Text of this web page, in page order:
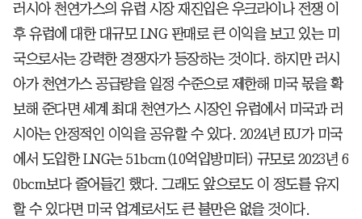
러시아 천연가스의 유럽 시장 재진입은 우크라이나 전쟁 이
후 유럽에 대한 대규모 LNG 판매로 큰 이익을 보고 있는 미
국으로서는 강력한 경쟁자가 등장하는 것이다. 하지만 러시
아가 천연가스 공급량을 일정 수준으로 제한해 미국 몫을 확
보해 준다면 세계 최대 천연가스 시장인 유럽에서 미국과 러
시아는 안정적인 이익을 공유할 수 있다. 2024년 EU가 미국
에서 도입한 LNG는 51bcm(10억입방미터) 규모로 2023년 6
0bcm보다 줄어들긴 했다. 그래도 앞으로도 이 정도를 유지
할 수 있다면 미국 업계로서도 큰 불만은 없을 것이다.